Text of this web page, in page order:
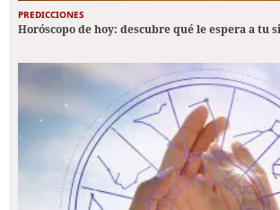
PREDICCIONES
Horóscopo de hoy: descubre qué le espera a tu